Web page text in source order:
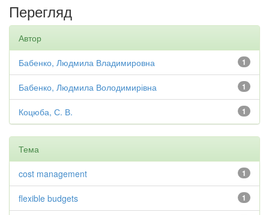
Перегляд
Автор
1
Бабенко, Людмила Владимировна
1
Бабенко, Людмила Володимирівна
1
Коцюба, С. В.
Тема
1
cost management
1
flexible budgets